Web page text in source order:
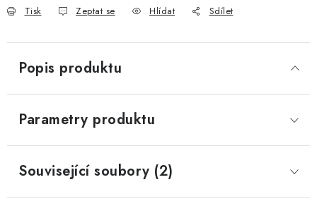
Tisk Zeptat se Hlídat Sdílet
Popis produktu
Parametry produktu
Související soubory (2)